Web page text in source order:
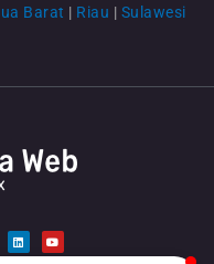
Barat | Riau | Sulawesi
L
i
n
Y
o
u